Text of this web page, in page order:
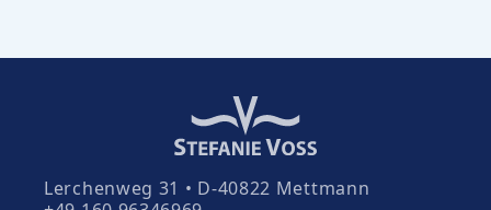
Lerchenweg 31 • D-40822 Mettmann